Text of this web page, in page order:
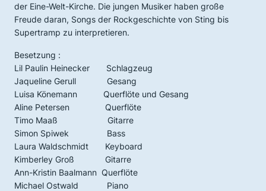
der Eine-Welt-Kirche. Die jungen Musiker haben große
Freude daran, Songs der Rockgeschichte von Sting bis
Supertramp zu interpretieren.
Besetzung :
Lil Paulin Heinecker Schlagzeug
Jaqueline Gerull Gesang
Luisa Könemann Querflöte und Gesang
Aline Petersen Querflöte
Timo Maaß Gitarre
Simon Spiwek Bass
Laura Waldschmidt Keyboard
Kimberley Groß Gitarre
Ann-Kristin Baalmann Querflöte
Michael Ostwald Piano